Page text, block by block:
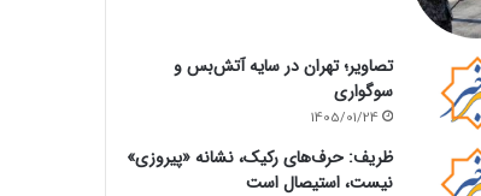
تصاویر؛ تهران در سایه آتش‌بس و
سوگواری
1405/01/24
ظریف: حرف‌های رکیک، نشانه «پیروزی»
نیست، استیصال است